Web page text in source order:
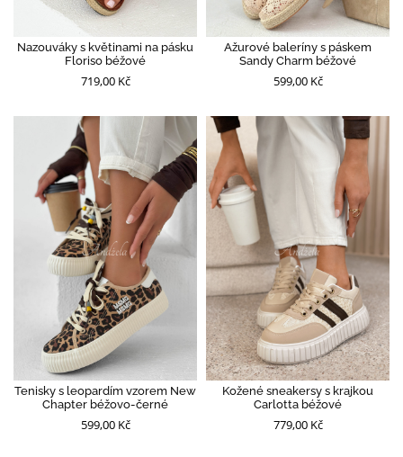
Nazouváky s květinami na pásku
Floriso béžové
719,00 Kč
Ažurové baleríny s páskem
Sandy Charm béžové
599,00 Kč
Tenisky s leopardím vzorem New
Chapter béžovo-černé
599,00 Kč
Kožené sneakersy s krajkou
Carlotta béžové
779,00 Kč